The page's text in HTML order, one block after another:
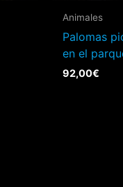
Animales
Palomas
en el
92,00€